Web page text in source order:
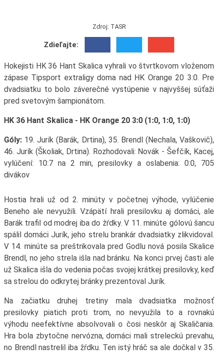
Zdroj: TASR
Zdieľajte:
Hokejisti HK 36 Hant Skalica vyhrali vo štvrtkovom vloženom
zápase Tipsport extraligy doma nad HK Orange 20 3:0. Pre
dvadsiatku to bolo záverečné vystúpenie v najvyššej súťaži
pred svetovým šampionátom.
HK 36 Hant Skalica - HK Orange 20 3:0 (1:0, 1:0, 1:0)
Góly:19. Jurík (Barák, Drtina), 35. Brendl (Nechala, Vaškovič),
46. Jurík (Školiak, Drtina). Rozhodovali: Novák - Šefčík, Kacej,
vylúčení: 10:7 na 2 min, presilovky a oslabenia: 0:0, 705
divákov
Hostia hrali už od 2. minúty v početnej výhode, vylúčenie
Beneho ale nevyužili. Vzápätí hrali presilovku aj domáci, ale
Barák trafil od modrej iba do žŕdky. V 11. minúte gólovú šancu
spálil domáci Jurík, jeho strelu brankár dvadsiatky zlikvidoval.
V 14. minúte sa preštrikovala pred Godlu nová posila Skalice
Brendl, no jeho strela išla nad bránku. Na konci prvej časti ale
už Skalica išla do vedenia počas svojej krátkej presilovky, keď
sa strelou do odkrytej bránky prezentoval Jurík.
Na začiatku druhej tretiny mala dvadsiatka možnosť
presilovky piatich proti trom, no nevyužila to a rovnakú
výhodu neefektívne absolvovali o čosi neskôr aj Skaličania.
Hra bola zbytočne nervózna, domáci mali streleckú prevahu,
no Brendl nastrelil iba žŕdku. Ten istý hráč sa ale dočkal v 35.